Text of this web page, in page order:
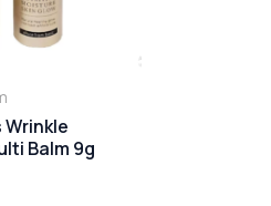
Wrinkle
Balm 9g